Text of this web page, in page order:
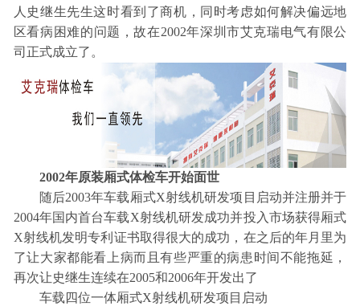
人史继生先生这时看到了商机，同时考虑如何解决偏远地
区看病困难的问题，故在2002年深圳市艾克瑞电气有限公
司正式成立了。
2002年原装厢式体检车开始面世
随后2003年车载厢式X射线机研发项目启动并注册并于
2004年国内首台车载X射线机研发成功并投入市场获得厢式
X射线机发明专利证书取得很大的成功，在之后的年月里为
了让大家都能看上病而且有些严重的病患时间不能拖延，
再次让史继生连续在2005和2006年开发出了
车载四位一体厢式X射线机研发项目启动